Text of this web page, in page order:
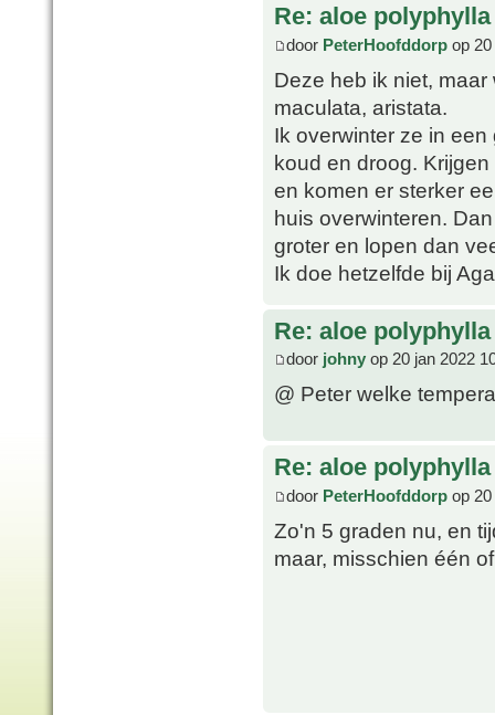
Re: aloe polyphylla
door PeterHoofddorp op
Deze heb ik niet,
maculata, aristata.
Ik overwinter ze in
koud en droog.
en komen er sterker
huis overwinteren.
groter en lopen dan
Ik doe hetzelfde bij
Re: aloe polyphylla
door johny op 20 jan 2022
@ Peter welke
Re: aloe polyphylla
door PeterHoofddorp op
Zo'n 5 graden nu, en
maar, misschien één